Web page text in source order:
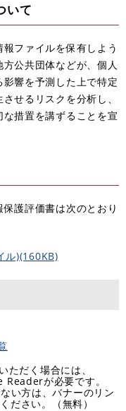
いて
ファイルを保有しよう
公共団体などが、個人
響を予測した上で特定
せるリスクを分析し、
措置を講ずることを宣
護評価書は次のとおり
ル)(160KB)
ただく場合には、
が必要です。
い方は、バナーのリン
ださい。（無料）